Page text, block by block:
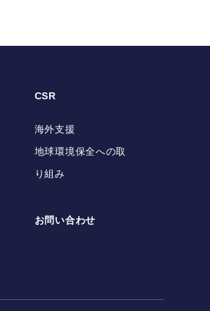
CSR
海外支援
地球環境保全への取
り組み
お問い合わせ